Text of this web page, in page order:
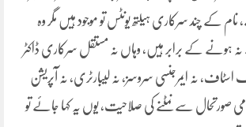
کے چند سرکاری ہیلتھ یونٹس تو موجود ہیں مگر وہ
ہونے کے برابر ہیں، وہاں نہ مستقل سرکاری ڈاکٹر
نہ ایمرجنسی سروسز، نہ لیبارٹری، نہ آپریشن
صورتحال سے نمٹنے کی صلاحیت، یوں یہ کہا جائے تو